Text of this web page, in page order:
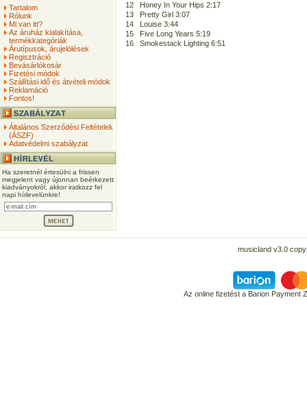
Tartalom
Rólunk
Mi van itt?
Az áruház kialakítása,
termékkategóriák
Árutípusok, árujelölések
Regisztráció
Bevásárlókosár
Fizetési módok
Szállítási idő és átvételi módok
Reklamáció
Fontos!
Általános Szerződési Feltételek
(ÁSZF)
Adatvédelmi szabályzat
Ha szeretnél értesülni a frissen
megjelent vagy újonnan beérkezett
kiadványokról, akkor iratkozz fel
napi hírlevelünkre!
12
Honey In Your Hips 2:17
13
Pretty Girl 3:07
14
Louise 3:44
15
Five Long Years 5:19
16
Smokestack Lighting 6:51
musicland v3.0
Az online fizetést a Barion Payment